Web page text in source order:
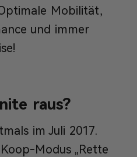
Mobilität,
und immer
raus?
im Juli 2017.
Modus „Rette